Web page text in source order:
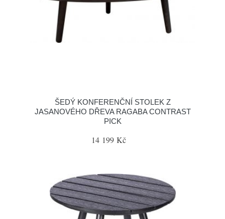
ŠEDÝ KONFERENČNÍ STOLEK Z
JASANOVÉHO DŘEVA RAGABA CONTRAST
PICK
14 199 Kč